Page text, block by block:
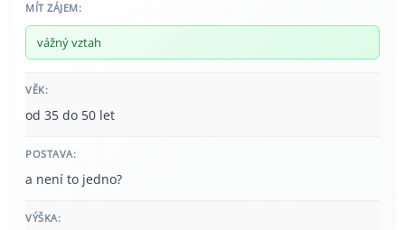
MÍT ZÁJEM:
vážný vztah
VĚK:
od 35 do 50 let
POSTAVA:
a není to jedno?
VÝŠKA: